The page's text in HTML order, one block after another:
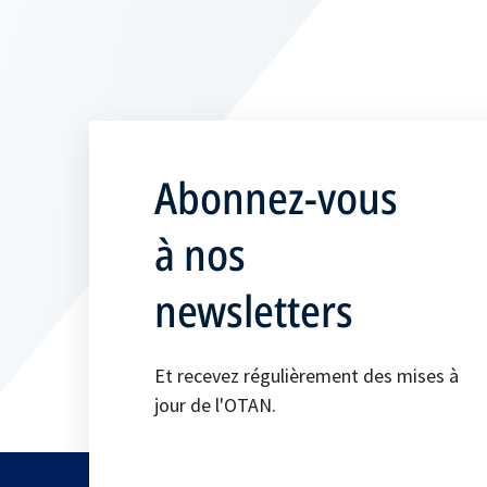
Abonnez-vous
à nos
newsletters
Et recevez régulièrement des mises à
jour de l'OTAN.